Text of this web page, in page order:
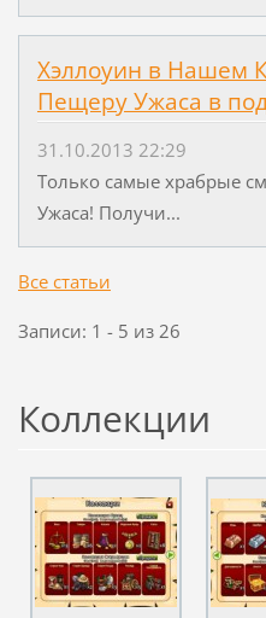
Хэллоуин в Нашем
Пещеру Ужаса в
31.10.2013 22:29
Только самые храбрые
Ужаса! Получи...
Все статьи
Записи: 1 - 5 из 26
Коллекции